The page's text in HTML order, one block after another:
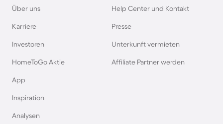
Über uns
Karriere
Investoren
HomeToGo Aktie
App
Inspiration
Analysen
Help Center und Kontakt
Presse
Unterkunft vermieten
Affiliate Partner werden